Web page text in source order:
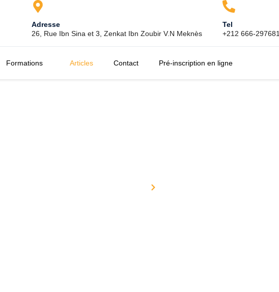
Adresse
26, Rue Ibn Sina et 3, Zenkat Ibn Zoubir V.N Meknès
Tel
+212 666-297681‬
Formations Articles Contact Pré-inscription en ligne